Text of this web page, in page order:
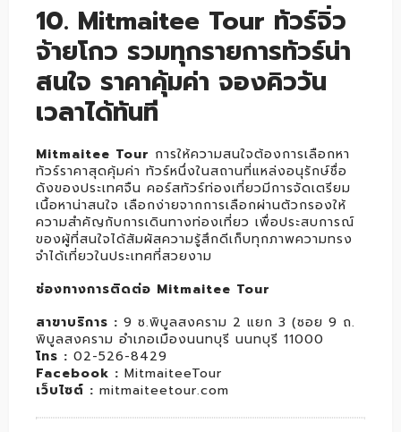
10. Mitmaitee Tour ทัวร์จิ่ว
จ้ายโกว รวมทุกรายการทัวร์น่า
สนใจ ราคาคุ้มค่า จองคิววัน
เวลาได้ทันที
Mitmaitee Tour การให้ความสนใจต้องการเลือกหา
ทัวร์ราคาสุดคุ้มค่า ทัวร์หนึ่งในสถานที่แหล่งอนุรักษ์ชื่อ
ดังของประเทศจืน คอร์สทัวร์ท่องเที่ยวมีการจัดเตรียม
เนื้อหาน่าสนใจ เลือกง่ายจากการเลือกผ่านตัวกรองให้
ความสำคัญกับการเดินทางท่องเที่ยว เพื่อประสบการณ์
ของผู้ที่สนใจได้สัมผัสความรู้สึกดีเก็บทุกภาพความทรง
จำได้เที่ยวในประเทศที่สวยงาม
ช่องทางการติดต่อ Mitmaitee Tour
สาขาบริการ : 9 ซ.พิบูลสงคราม 2 แยก 3 (ซอย 9 ถ.
พิบูลสงคราม อำเภอเมืองนนทบุรี นนทบุรี 11000
โทร : 02-526-8429
Facebook : MitmaiteeTour
เว็บไซต์ : mitmaiteetour.com